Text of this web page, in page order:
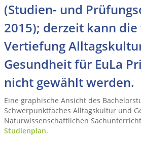
(Studien- und
2015); derzeit kann
Vertiefung
Gesundheit für EuLa
nicht gewählt werden.
Eine graphische Ansicht des
Schwerpunktfaches Alltagskultur und
Naturwissenschaftlichen
Studienplan.